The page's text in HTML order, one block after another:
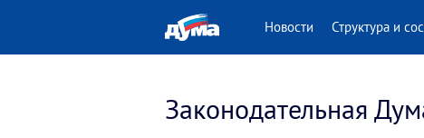
Новости Структура и
Законодательная